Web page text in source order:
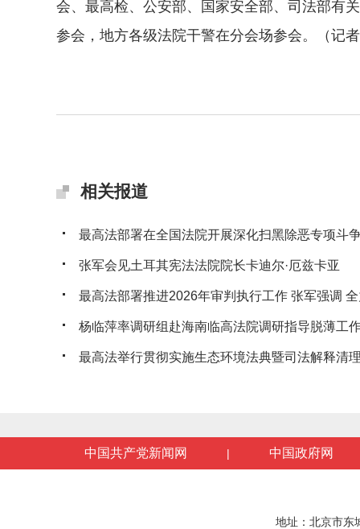
会、最高检、公安部、国家安全部、司法部有
参会，地方各级法院干警在分会场参会。（记
相关报道
最高法部署在全国法院开展深化扫黑除恶专项斗
张军会见土耳其宪法法院院长卡迪尔·厄兹卡亚
最高法部署推进2026年审判执行工作 张军强调
杨临萍率调研组赴海南临高法院调研指导脱薄工
最高法举行贯彻实施生态环境法典暨司法解释清
中国共产党新闻网 | 中国政府网
地址：北京市东